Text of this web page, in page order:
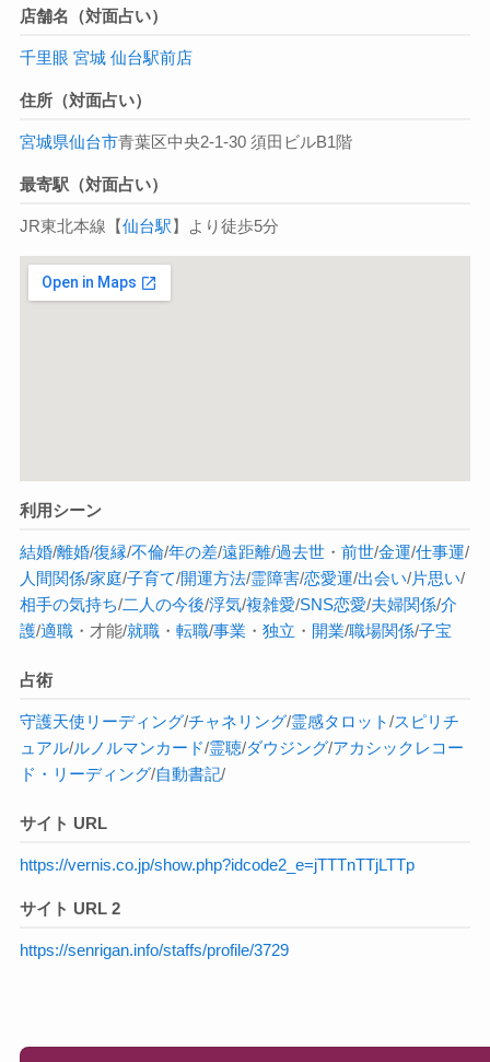
店舗名（対面占い）
千里眼 宮城 仙台駅前店
住所（対面占い）
宮城県仙台市青葉区中央2-1-30 須田ビルB1階
最寄駅（対面占い）
JR東北本線【仙台駅】より徒歩5分
利用シーン
結婚/離婚/復縁/不倫/年の差/遠距離/過去世・ 前世/金運/仕事運/
人間関係/家庭/子育て/開運方法/霊障害/恋愛運/出会い/片思い/
相手の気持ち/二人の今後/浮気/複雑愛/SNS恋愛/夫婦関係/介
護/適職・才能/就職・ 転職/事業 ・ 独立 ・ 開業/職場関係/子宝
占術
守護天使 リーディング/チャネリング/霊感タロット/スピリチ
ュアル/ルノルマンカード/霊聴/ダウジング/アカシックレコー
ド・リーディング/自動書記/
サイト URL
https://vernis.co.jp/show.php?idcode2_e=jTTTnTTjLTTp
サイト URL 2
https://senrigan.info/staffs/profile/3729